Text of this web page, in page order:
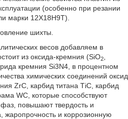
(особенно при резании
марки 12Х18Н9Т).
шихты.
весов добавляем в
из оксида-кремния (SiО2,
кремния Si3N4, в процентном
химических соединений оксид
ZrC, карбид титана ТiC, карбид
WС, которые способствуют
повышают твердость и
жаропрочность и коррозионную